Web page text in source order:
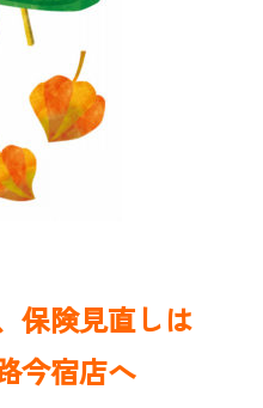
保険見直しは
今宿店へ